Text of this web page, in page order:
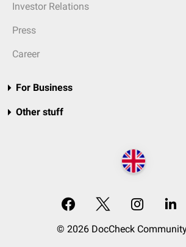
Investor Relations
Press
Career
For Business
Other stuff
© 2026 DocCheck